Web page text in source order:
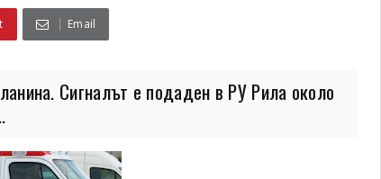
Email
Сигналът е подаден в РУ Рила около